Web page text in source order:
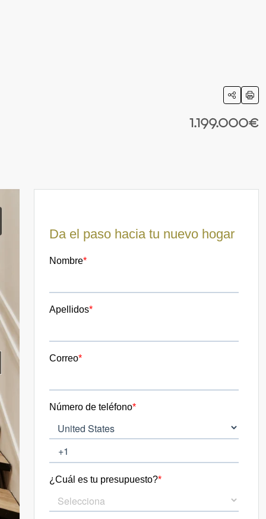
1.199.000€